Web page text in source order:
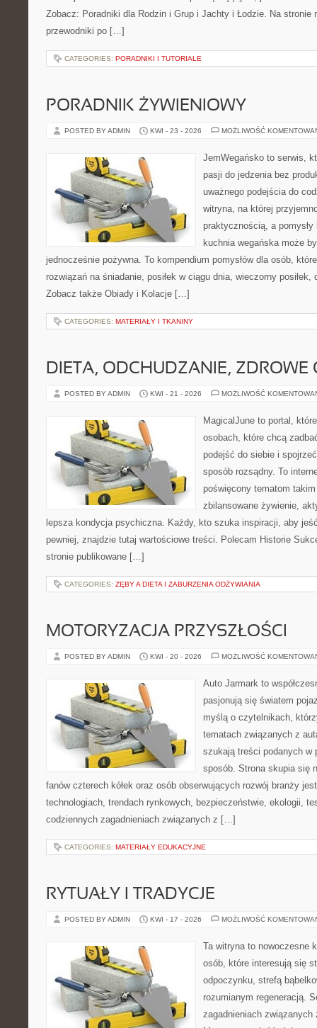
Zobacz: Poradniki dla Rodzin i Grup i Jachty i Łodzie. Na stronie
przewodniki po […]
CATEGORIES: PORADNIKI I TUTORIALE
PORADNIK ŻYWIENIOWY
POSTED BY ADMIN KWI - 23 - 2026 MOŻLIWOŚĆ
JemWegańsko to serwis,
pasji do jedzenia bez
uważnego podejścia do
witryna, na której
praktycznością, a
kuchnia wegańska może
jednocześnie pożywna. To kompendium pomysłów dla osób,
rozwiązań na śniadanie, posiłek w ciągu dnia, wieczorny posiłek,
Zobacz także Obiady i Kolacje […]
CATEGORIES: MATERIAŁY I TKANINY
DIETA, ODCHUDZANIE, ZDROWE
POSTED BY ADMIN KWI - 21 - 2026 MOŻLIWOŚĆ
MagicalJune to portal,
osobach, które chcą
podejść do siebie i
sposób rozsądny. To
poświęcony tematom
zbilansowane żywienie,
lepsza kondycja psychiczna. Każdy, kto szuka inspiracji, aby
pewniej, znajdzie tutaj wartościowe treści. Polecam Historie
stronie publikowane […]
CATEGORIES: ZĘBY A DIETA I ZABURZENIA ODŻYWIANIA
MOTORYZACJA PRZYSZŁOŚCI
POSTED BY ADMIN KWI - 20 - 2026 MOŻLIWOŚĆ
Auto Jarmark to
pasjonują się światem
myślą o czytelnikach,
tematach związanych z
szukają treści podanych w
sposób. Strona skupia się
fanów czterech kółek oraz osób obserwujących rozwój branży
technologiach, trendach rynkowych, bezpieczeństwie, ekologii,
codziennych zagadnieniach związanych z […]
CATEGORIES: MATERIAŁY EDUKACYJNE
RYTUAŁY I TRADYCJE
POSTED BY ADMIN KWI - 17 - 2026 MOŻLIWOŚĆ
Ta witryna to nowoczesne
osób, które interesują się
odpoczynku, strefą
rozumianym regeneracją.
zagadnieniach